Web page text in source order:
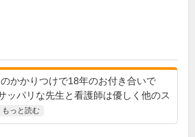
かかりつけで18年のお付き合いで
ッパリな先生と看護師は優しく他のス
もっと読む